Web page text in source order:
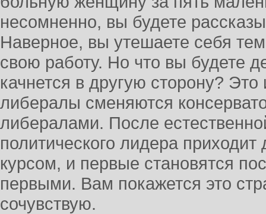
несомненно, вы будете
Наверное, вы утешаете себя
свою работу. Но что вы будете
качнется в другую сторону? Это
либералы сменяются
либералами. После
политического лидера
курсом, и первые становятся
первыми. Вам покажется это
сочувствую.